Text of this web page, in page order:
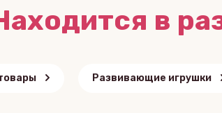
в
Развивающие игрушки